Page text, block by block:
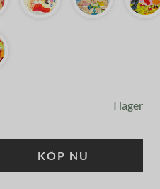
I lager
KÖP NU